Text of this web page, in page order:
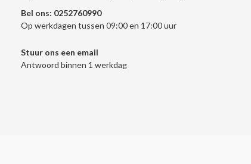
Bel ons: 0252760990
Op werkdagen tussen 09:00 en 17:00 uur
Stuur ons een email
Antwoord binnen 1 werkdag